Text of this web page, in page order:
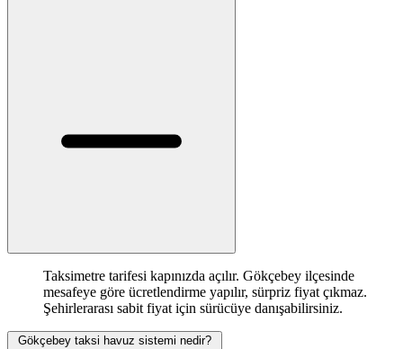
Taksimetre tarifesi kapınızda açılır. Gökçebey ilçesinde
mesafeye göre ücretlendirme yapılır, sürpriz fiyat çıkmaz.
Şehirlerarası sabit fiyat için sürücüye danışabilirsiniz.
Gökçebey taksi havuz sistemi nedir?